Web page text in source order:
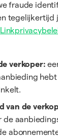
fraude
tegelijkertijd
verkoper:
van de